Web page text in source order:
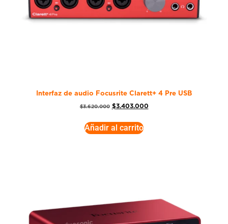
Interfaz de audio Focusrite Clarett+ 4 Pre USB
$3.620.000 $3.403.000
Añadir al carrito